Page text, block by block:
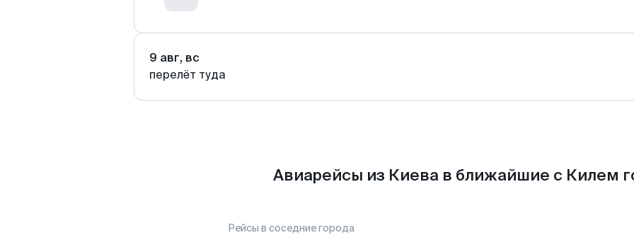
9 авг, вс
перелёт туда
Авиарейсы из Киева в ближайшие с Килем
Рейсы в соседние города